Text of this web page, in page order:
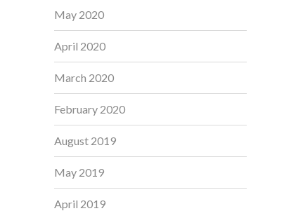
May 2020
April 2020
March 2020
February 2020
August 2019
May 2019
April 2019